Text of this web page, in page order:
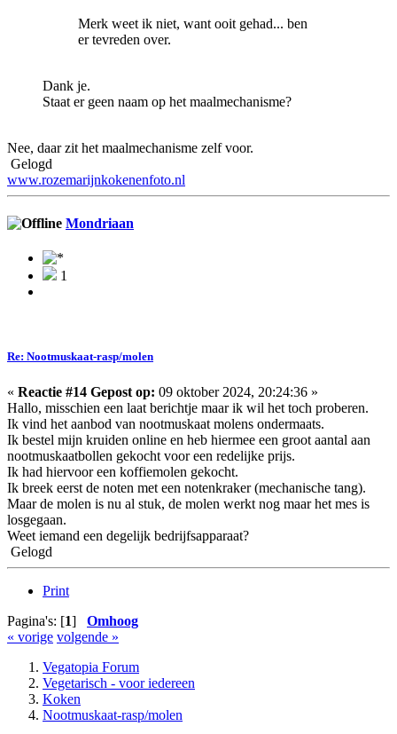
Merk weet ik niet, want ooit gehad... ben
er tevreden over.
Dank je.
Staat er geen naam op het maalmechanisme?
Nee, daar zit het maalmechanisme zelf voor.
Gelogd
www.rozemarijnkokenenfoto.nl
Mondriaan
1
Re: Nootmuskaat-rasp/molen
« Reactie #14 Gepost op: 09 oktober 2024, 20:24:36 »
Hallo, misschien een laat berichtje maar ik wil het toch proberen.
Ik vind het aanbod van nootmuskaat molens ondermaats.
Ik bestel mijn kruiden online en heb hiermee een groot aantal aan
nootmuskaatbollen gekocht voor een redelijke prijs.
Ik had hiervoor een koffiemolen gekocht.
Ik breek eerst de noten met een notenkraker (mechanische tang).
Maar de molen is nu al stuk, de molen werkt nog maar het mes is
losgegaan.
Weet iemand een degelijk bedrijfsapparaat?
Gelogd
Print
Pagina's: [1] Omhoog
« vorige volgende »
Vegatopia Forum
Vegetarisch - voor iedereen
Koken
Nootmuskaat-rasp/molen